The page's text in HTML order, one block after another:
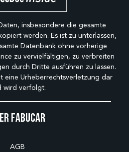
Fabucar
AGB
insbesondere die gesamte
werden. Es ist zu unterlassen,
Datenbank ohne vorherige
zu vervielfältigen, zu verbreiten
durch Dritte ausführen zu lassen.
eine Urheberrechtsverletzung dar
wird verfolgt.